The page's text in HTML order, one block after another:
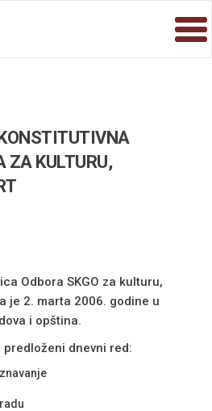
ZA KULTURU,
Odbora SKGO za kulturu,
je 2. marta 2006. godine u
i opština.
dnevni red: